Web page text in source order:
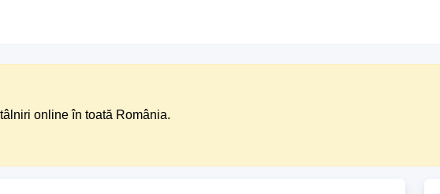
online în toată România.